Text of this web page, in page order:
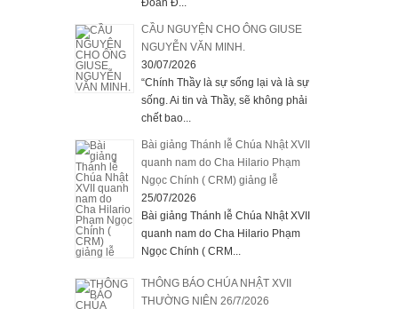
Đoàn Đ...
CẦU NGUYỆN CHO ÔNG GIUSE
NGUYỄN VĂN MINH.
30/07/2026
“Chính Thầy là sự sống lại và là sự
sống. Ai tin và Thầy, sẽ không phải
chết bao...
Bài giảng Thánh lễ Chúa Nhật XVII
quanh nam do Cha Hilario Phạm
Ngọc Chính ( CRM) giảng lễ
25/07/2026
Bài giảng Thánh lễ Chúa Nhật XVII
quanh nam do Cha Hilario Phạm
Ngọc Chính ( CRM...
THÔNG BÁO CHÚA NHẬT XVII
THƯỜNG NIÊN 26/7/2026